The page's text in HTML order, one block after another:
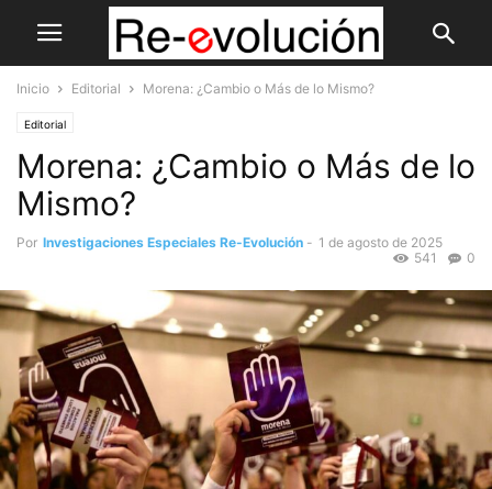
Inicio Editorial Morena: ¿Cambio o Más de lo Mismo?
Editorial
Morena: ¿Cambio o Más de lo
Mismo?
Por Investigaciones Especiales Re-Evolución - 1 de agosto de 2025
0
541